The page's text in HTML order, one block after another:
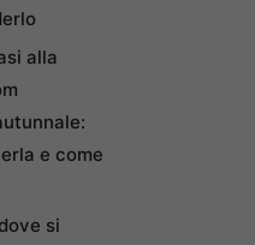
alla
e come
si